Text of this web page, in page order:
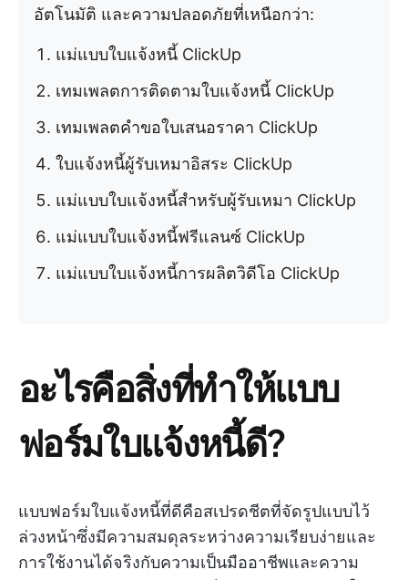
อัตโนมัติ และความปลอดภัยที่เหนือกว่า:
แม่แบบใบแจ้งหนี้ ClickUp
เทมเพลตการติดตามใบแจ้งหนี้ ClickUp
เทมเพลตคำขอใบเสนอราคา ClickUp
ใบแจ้งหนี้ผู้รับเหมาอิสระ ClickUp
แม่แบบใบแจ้งหนี้สำหรับผู้รับเหมา ClickUp
แม่แบบใบแจ้งหนี้ฟรีแลนซ์ ClickUp
แม่แบบใบแจ้งหนี้การผลิตวิดีโอ ClickUp
อะไรคือสิ่งที่ทำให้แบบ
ฟอร์มใบแจ้งหนี้ดี?
แบบฟอร์มใบแจ้งหนี้ที่ดีคือสเปรดชีตที่จัดรูปแบบไว้
ล่วงหน้าซึ่งมีความสมดุลระหว่างความเรียบง่ายและ
การใช้งานได้จริงกับความเป็นมืออาชีพและความ